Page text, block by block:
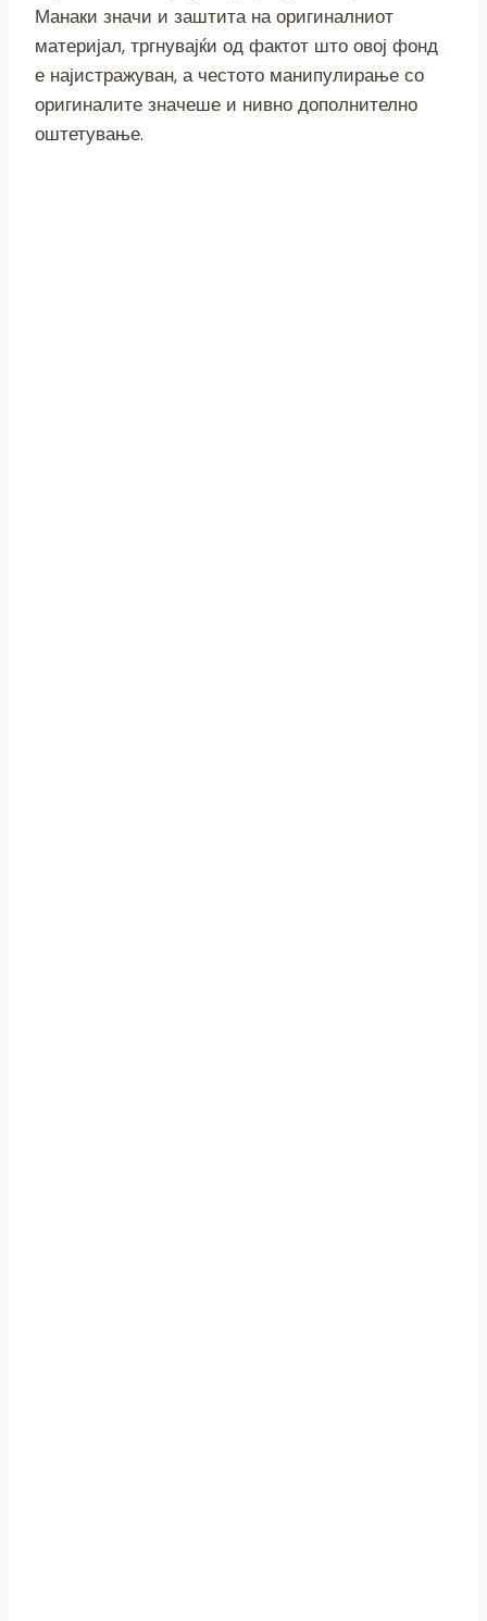
Манаки значи и заштита на оригиналниот
материјал, тргнувајќи од фактот што овој фонд
е најистражуван, а честото манипулирање со
оригиналите значеше и нивно дополнително
оштетување.